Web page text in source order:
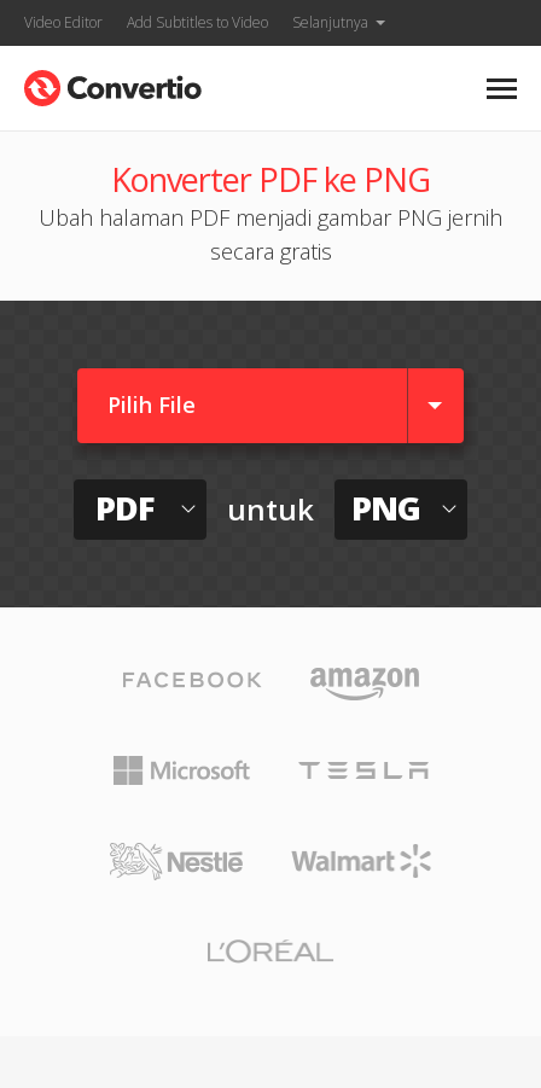
Video Editor Add Subtitles to Video Selanjutnya
Konverter PDF ke PNG
Ubah halaman PDF menjadi gambar PNG jernih
secara gratis
Pilih File
PDF untuk PNG